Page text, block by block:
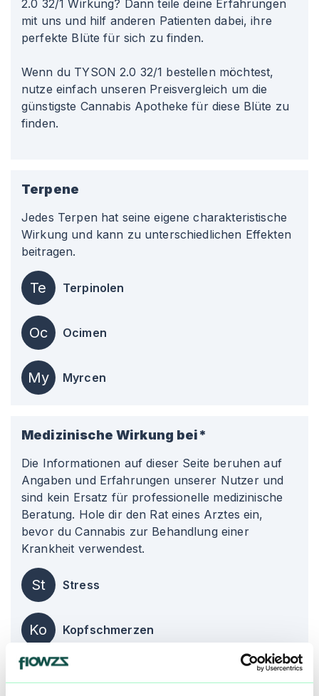
2.0 32/1 Wirkung? Dann teile deine Erfahrungen
mit uns und hilf anderen Patienten dabei, ihre
perfekte Blüte für sich zu finden.
Wenn du TYSON 2.0 32/1 bestellen möchtest,
nutze einfach unseren Preisvergleich um die
günstigste Cannabis Apotheke für diese Blüte zu
finden.
Terpene
Jedes Terpen hat seine eigene charakteristische
Wirkung und kann zu unterschiedlichen Effekten
beitragen.
Te Terpinolen
Oc Ocimen
My Myrcen
Medizinische Wirkung bei*
Die Informationen auf dieser Seite beruhen auf
Angaben und Erfahrungen unserer Nutzer und
sind kein Ersatz für professionelle medizinische
Beratung. Hole dir den Rat eines Arztes ein,
bevor du Cannabis zur Behandlung einer
Krankheit verwendest.
St Stress
Ko Kopfschmerzen